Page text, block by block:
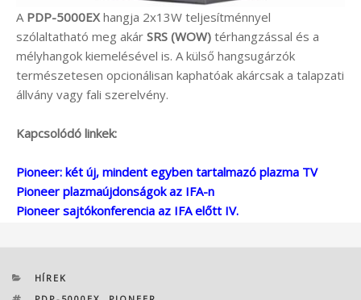
A PDP-5000EX hangja 2x13W teljesítménnyel
szólaltatható meg akár SRS (WOW) térhangzással és a
mélyhangok kiemelésével is. A külső hangsugárzók
természetesen opcionálisan kaphatóak akárcsak a talapzati
állvány vagy fali szerelvény.
Kapcsolódó linkek:
Pioneer: két új, mindent egyben tartalmazó plazma TV
Pioneer plazmaújdonságok az IFA-n
Pioneer sajtókonferencia az IFA előtt IV.
KATEGÓRIÁK
HÍREK